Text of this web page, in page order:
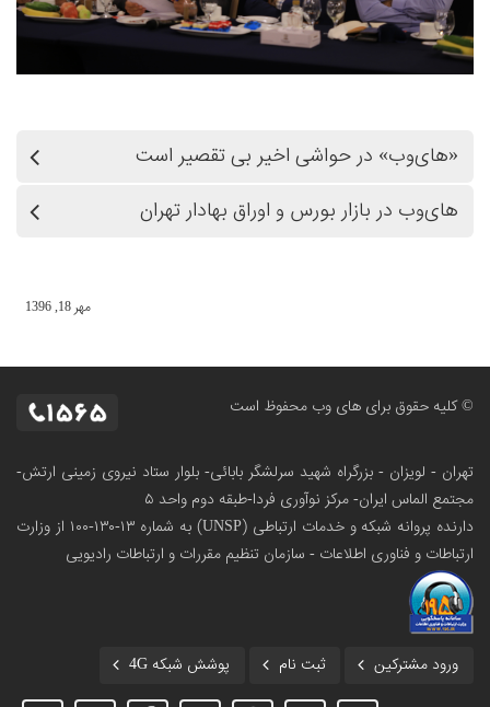
«های‌وب» در حواشی اخیر بی تقصیر است
های‌وب در بازار بورس و اوراق بهادار تهران
مهر 18, 1396
© کلیه حقوق برای های وب محفوظ است
تهران - لویزان - بزرگراه شهید سرلشگر بابائی- بلوار ستاد نیروی زمینی ارتش-
مجتمع الماس ایران- مرکز نوآوری فردا-طبقه دوم واحد ۵
دارنده پروانه شبکه و خدمات ارتباطی (UNSP) به شماره ۱۳-۱۳۰-۱۰۰
از وزارت
ارتباطات و فناوری اطلاعات - سازمان تنظیم مقررات و ارتباطات رادیویی
ورود مشترکین ثبت نام پوشش شبکه 4G